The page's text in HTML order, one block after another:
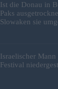
Ist die Donau in
Paks
Slowaken sie
Israelischer
Festival